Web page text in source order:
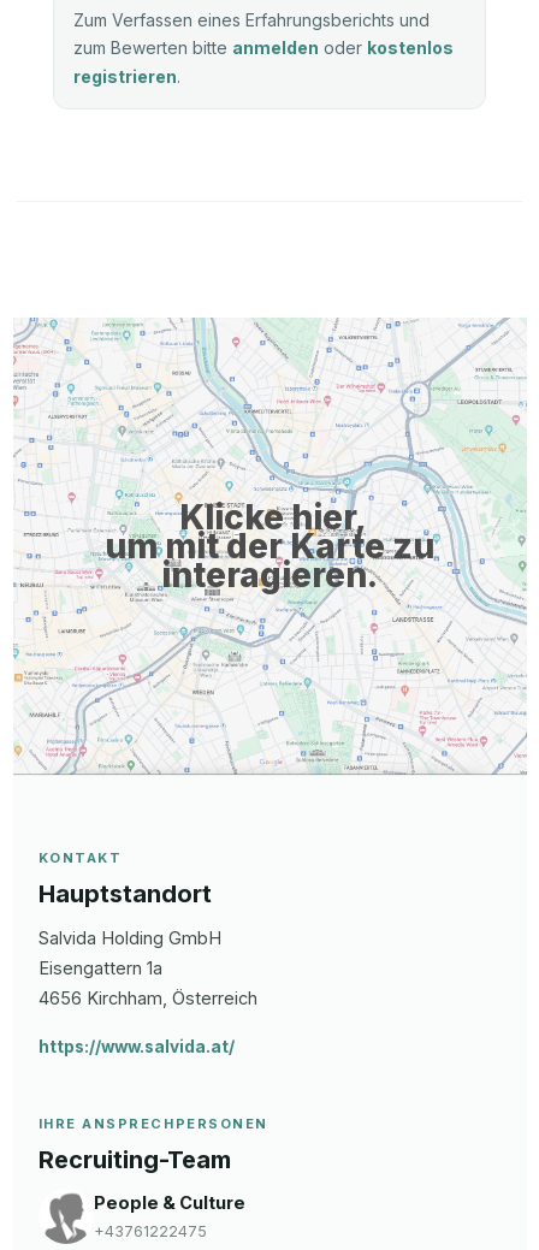
Zum Verfassen eines Erfahrungsberichts und
zum Bewerten bitte anmelden oder kostenlos
registrieren.
Klicke hier,
um mit der Karte zu
interagieren.
KONTAKT
Hauptstandort
Salvida Holding GmbH
Eisengattern 1a
4656 Kirchham , Österreich
https://www.salvida.at/
IHRE ANSPRECHPERSONEN
Recruiting-Team
People & Culture
+43761222475